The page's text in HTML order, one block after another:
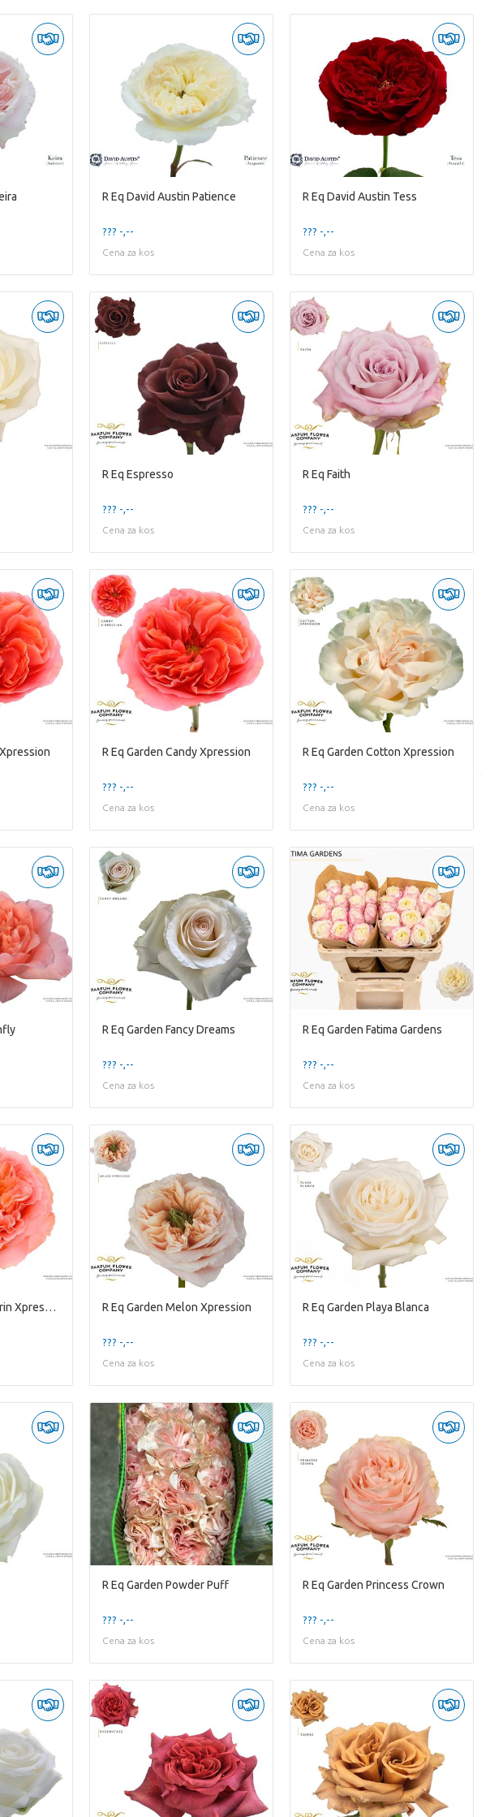
R Eq David Austin Patience
??? -,--
Cena za kos
R Eq David Austin Tess
??? -,--
Cena za kos
R Eq Espresso
??? -,--
Cena za kos
R Eq Faith
??? -,--
Cena za kos
R Eq Garden Candy Xpression
??? -,--
Cena za kos
R Eq Garden Cotton Xpression
??? -,--
Cena za kos
R Eq Garden Fancy Dreams
??? -,--
Cena za kos
R Eq Garden Fatima Gardens
??? -,--
Cena za kos
R Eq Garden Mandarin Xpression R Eq Garden Melon Xpression
??? -,--
Cena za kos
R Eq Garden Playa Blanca
??? -,--
Cena za kos
R Eq Garden Powder Puff
??? -,--
Cena za kos
R Eq Garden Princess Crown
??? -,--
Cena za kos